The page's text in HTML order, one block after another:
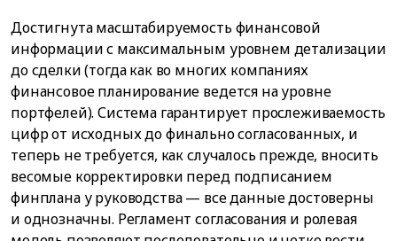
Достигнута масштабируемость финансовой
информации с максимальным уровнем детализации
до сделки (тогда как во многих компаниях
финансовое планирование ведется на уровне
портфелей). Система гарантирует прослеживаемость
цифр от исходных до финально согласованных, и
теперь не требуется, как случалось прежде, вносить
весомые корректировки перед подписанием
финплана у руководства — все данные достоверны
и однозначны. Регламент согласования и ролевая